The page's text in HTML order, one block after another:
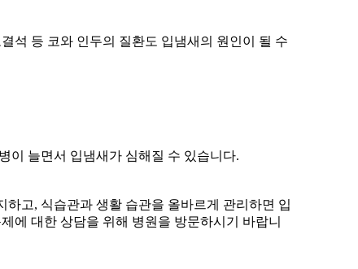
석 등 코와 인두의 질환도 입냄새의 원인이 될 수
이 늘면서 입냄새가 심해질 수 있습니다.
고, 식습관과 생활 습관을 올바르게 관리하면 입
에 대한 상담을 위해 병원을 방문하시기 바랍니